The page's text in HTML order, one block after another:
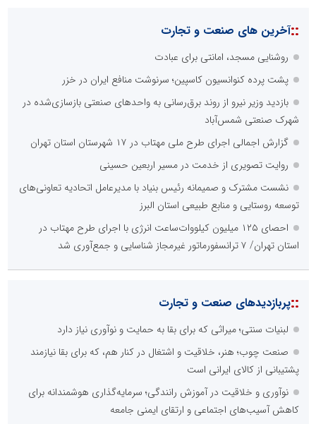
::آخرین های صنعت و تجارت
روشنایی مسجد، امانتی برای عبادت
پشت پرده کنوانسیون کاسپین؛ سرنوشت منافع ایران در خزر
بازدید وزیر نیرو از روند برق‌رسانی به واحدهای صنعتی بازسازی‌شده در
شهرک صنعتی شمس‌آباد
گزارش اجمالی اجرای طرح ملی مهتاب در ۱۷ شهرستان استان تهران
روایت تصویری از خدمت در مسیر اربعین حسینی
نشست مشترک و صمیمانه رئیس بنیاد با مدیرعامل اتحادیه تعاونی‌های
توسعه روستایی و منابع طبیعی استان البرز
احصای ۱۲۵ میلیون کیلووات‌ساعت انرژی با اجرای طرح مهتاب در
استان تهران/ ۷ ترانسفورماتور غیرمجاز شناسایی و جمع‌آوری شد
::پربازدیدهای صنعت و تجارت
لبنیات سنتی؛ میراثی که برای بقا به حمایت و نوآوری نیاز دارد
صنعت چوب؛ هنر، خلاقیت و اشتغال در کنار هم، که برای بقا نیازمند
پشتیبانی از کالای ایرانی است
نوآوری و خلاقیت در آموزش رانندگی؛ سرمایه‌گذاری هوشمندانه برای
کاهش آسیب‌های اجتماعی و ارتقای ایمنی جامعه